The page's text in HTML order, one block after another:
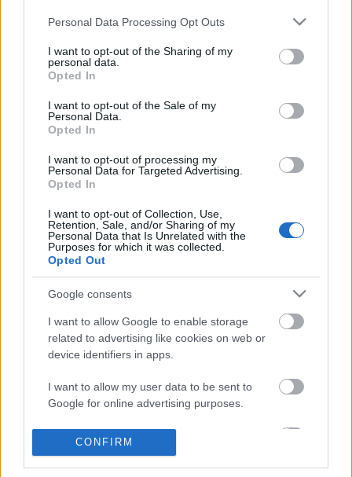
Please note that this website/app uses one or more Google
not limited to your visit or usage behaviour. You may click to
grant or deny consent to Google and its third-party tags to
use your data for below specified purposes in below Google
consent section.
Personal Data Processing Opt Outs
I want to opt-out of the Sharing of my
personal data.
Opted In
I want to opt-out of the Sale of my
Personal Data.
Opted In
I want to opt-out of processing my
Personal Data for Targeted Advertising.
Opted In
I want to opt-out of Collection, Use,
Retention, Sale, and/or Sharing of my
Personal Data that Is Unrelated with the
Purposes for which it was collected.
Opted Out
Google consents
I want to allow Google to enable storage
related to advertising like cookies on web or
device identifiers in apps.
I want to allow my user data to be sent to
Google for online advertising purposes.
I want to allow Google to send me
CONFIRM
Brutális philmzene (Dave Lombardo
Philmje az A38-on)
HORNER•2015. szeptember 10.
Emelje föl a kezét, aki tudja, kicsoda is Pancho
Tomaselli! Nem látom, hogy bárki is nyújtózkodna. A
Gerry Nestler név mond valakinek valamit? Senki?
Na, jó. Dave Lombardo? Ahá, mindenki… És hányan
Hogy érted, hogy hogy értem,…
"Lelkem kockán pörgetem" (WMD és
Begotten Silence az A38-on)